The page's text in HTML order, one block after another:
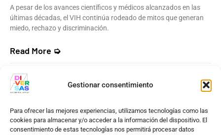
Gestionar consentimiento
Para ofrecer las mejores experiencias, utilizamos tecnologías como las
cookies para almacenar y/o acceder a la información del dispositivo. El
consentimiento de estas tecnologías nos permitirá procesar datos
A pesar de los avances científicos y médicos alcanzados en las
últimas décadas, el VIH continúa rodeado de mitos que generan
miedo, rechazo y discriminación.
Read More ➭
24 DE JULIO DE 2026